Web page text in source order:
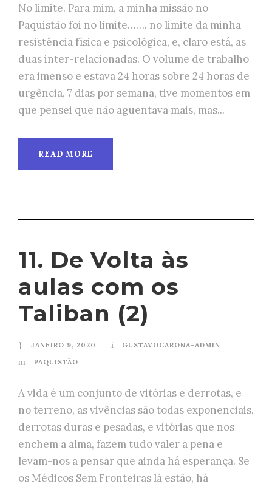
No limite. Para mim, a minha missão no
Paquistão foi no limite……. no limite da minha
resistência física e psicológica, e, claro está, as
duas inter-relacionadas. O volume de trabalho
era imenso e estava 24 horas sobre 24 horas de
urgência, 7 dias por semana, tive momentos em
que pensei que não aguentava mais, mas...
READ MORE
11. De Volta às
aulas com os
Taliban (2)
JANEIRO 9, 2020
GUSTAVOCARONA-ADMIN
PAQUISTÃO
A vida é um conjunto de vitórias e derrotas, e
no terreno, as vivências são todas exponenciais,
derrotas duras e pesadas, e vitórias que nos
enchem a alma, fazem tudo valer a pena e
levam-nos a pensar que ainda há esperança. Se
os Médicos Sem Fronteiras lá estão, há